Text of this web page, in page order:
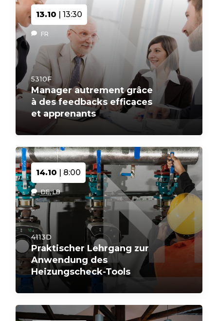
13.10 | 13:30
FR
5310F
Manager autrement grâce
à des feedbacks efficaces
et apprenants
14.10 | 8:00
DE, LB
4113D
Praktischer Lehrgang zur
Anwendung des
Heizungscheck-Tools